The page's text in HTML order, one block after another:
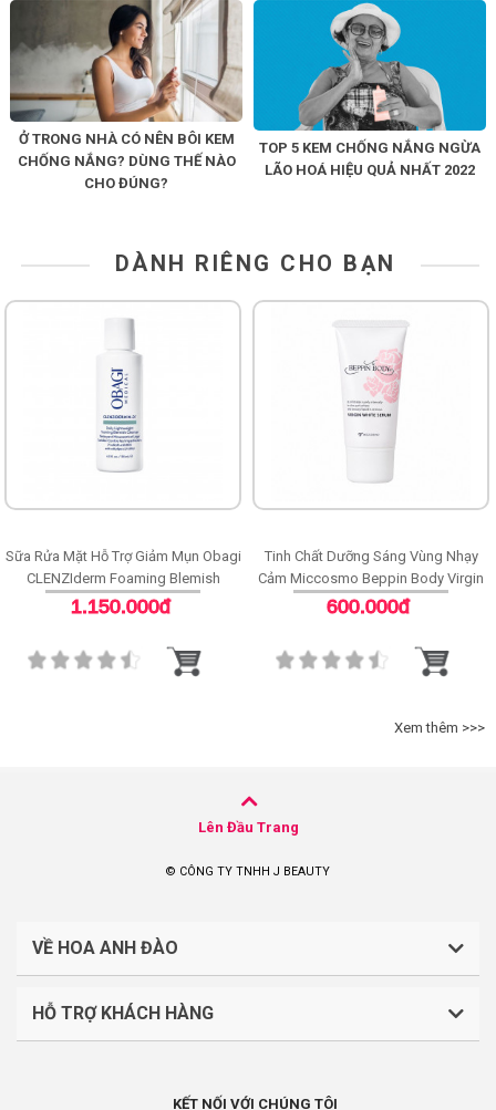
Ở TRONG NHÀ CÓ NÊN BÔI KEM
CHỐNG NẮNG? DÙNG THẾ NÀO
CHO ĐÚNG?
TOP 5 KEM CHỐNG NẮNG NGỪA
LÃO HOÁ HIỆU QUẢ NHẤT 2022
DÀNH RIÊNG CHO BẠN
Sữa Rửa Mặt Hỗ Trợ Giảm Mụn Obagi
CLENZIderm Foaming Blemish
Cleanser
1.150.000đ
Tinh Chất Dưỡng Sáng Vùng Nhạy
Cảm Miccosmo Beppin Body Virgin
White Serum
600.000đ
Xem thêm >>>
Lên Đầu Trang
© CÔNG TY TNHH J BEAUTY
VỀ HOA ANH ĐÀO
CÔNG TY TNHH J BEAUTY
HỖ TRỢ KHÁCH HÀNG
Chính sách vận chuyển, giao nhận
KẾT NỐI VỚI CHÚNG TÔI